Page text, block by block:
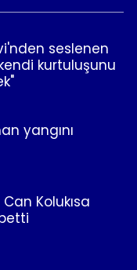
seslenen
kurtuluşunu
yangını
Kolukısa